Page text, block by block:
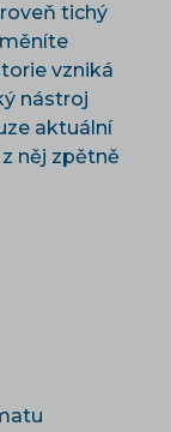
tichý
vzniká
nástroj
aktuální
něj zpětně